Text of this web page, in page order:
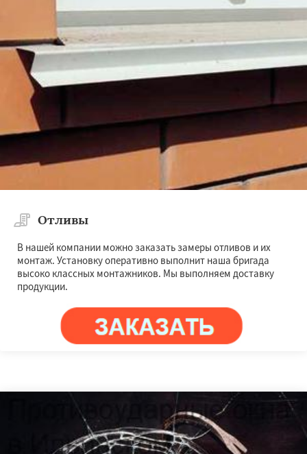
Отливы
В нашей компании можно заказать замеры отливов и их
монтаж. Установку оперативно выполнит наша бригада
высоко классных монтажников. Мы выполняем доставку
продукции.